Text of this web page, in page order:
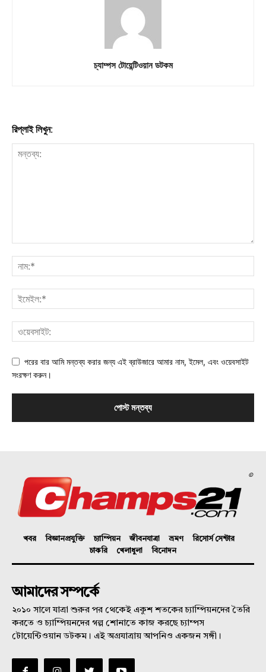
চ্যাম্পস টোয়েন্টিওয়ান ডটকম
রিপ্লাই লিখুন:
পরের বার আমি মন্তব্য করার জন্য এই ব্রাউজারে আমার নাম, ইমেল, এবং ওয়েবসাইট
সংরক্ষণ করুন।
©
খবর বিজ্ঞানপ্রযুক্তি চ্যাম্পিয়ন জীবনযাত্রা ভ্রমণ
রিসোর্স সেন্টার
চাকরি
খেলাধুলা বিনোদন
আমাদের সম্পর্কে
২০১০ সালে যাত্রা শুরুর পর থেকেই একুশ শতকের চ্যাম্পিয়নদের তৈরি
করতে ও চ্যাম্পিয়নদের গল্প শোনাতে কাজ করছে চ্যাম্পস
টোয়েন্টিওয়ান ডটকম। এই অগ্রযাত্রায় আপনিও একজন সঙ্গী।